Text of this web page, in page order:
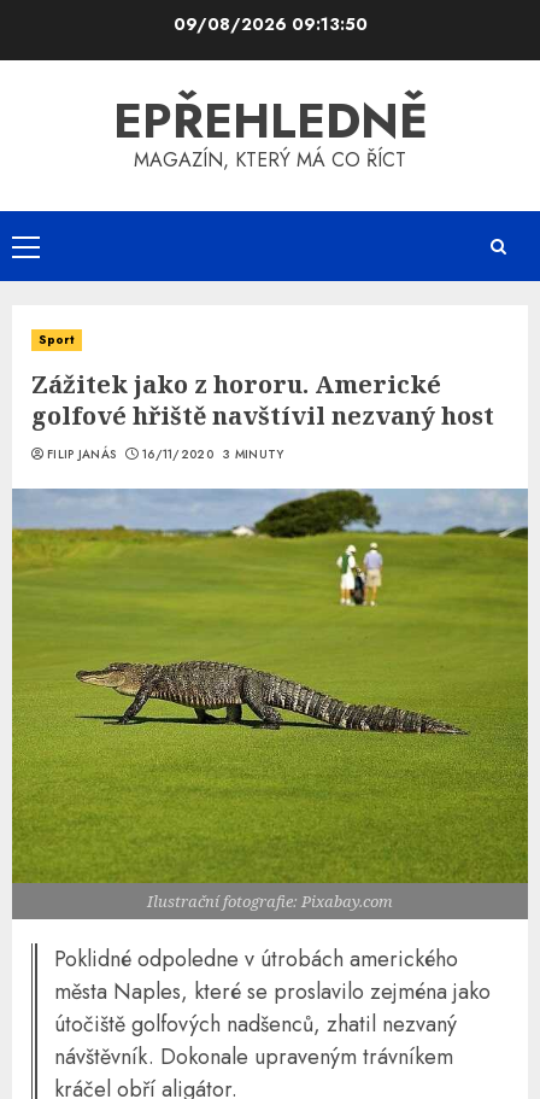
09/08/2026 09:13:50
EPŘEHLEDNĚ
MAGAZÍN, KTERÝ MÁ CO ŘÍCT
Primary
Menu
Sport
Zážitek jako z hororu. Americké
golfové hřiště navštívil nezvaný host
FILIP JANÁS 16/11/2020 3 MINUTY
Ilustrační fotografie: Pixabay.com
Poklidné odpoledne v útrobách amerického
města Naples, které se proslavilo zejména jako
útočiště golfových nadšenců, zhatil nezvaný
návštěvník. Dokonale upraveným trávníkem
kráčel obří aligátor.